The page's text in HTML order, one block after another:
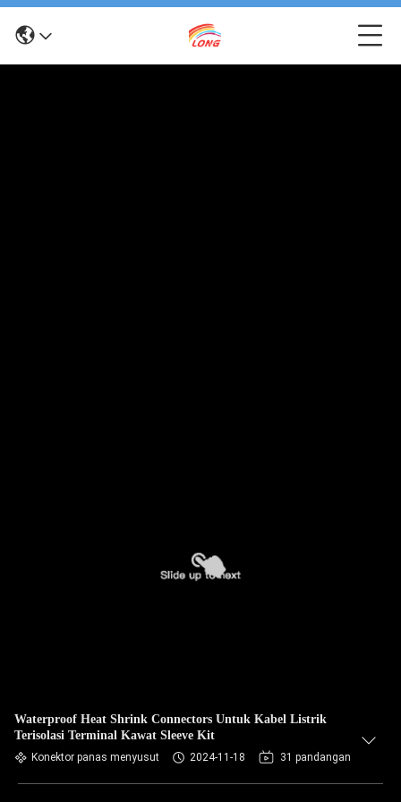
Waterproof Heat Shrink Connectors Untuk Kabel Listrik
Terisolasi Terminal Kawat Sleeve Kit
Konektor panas menyusut 2024-11-18 31 pandangan